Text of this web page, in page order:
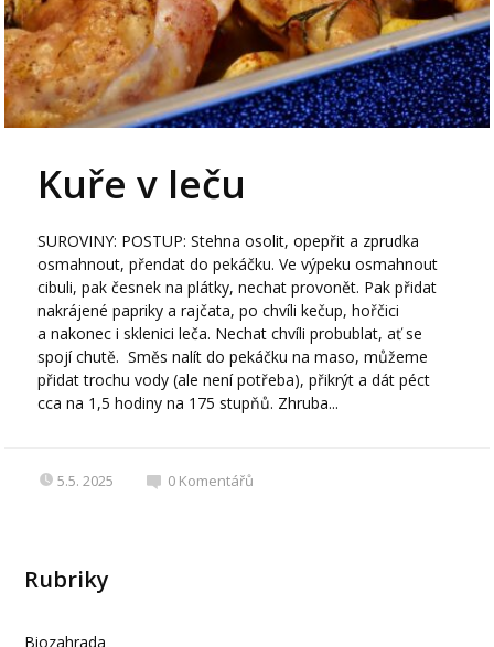
Kuře v leču
SUROVINY: POSTUP: Stehna osolit, opepřit a zprudka
osmahnout, přendat do pekáčku. Ve výpeku osmahnout
cibuli, pak česnek na plátky, nechat provonět. Pak přidat
nakrájené papriky a rajčata, po chvíli kečup, hořčici
a nakonec i sklenici leča. Nechat chvíli probublat, ať se
spojí chutě. Směs nalít do pekáčku na maso, můžeme
přidat trochu vody (ale není potřeba), přikrýt a dát péct
cca na 1,5 hodiny na 175 stupňů. Zhruba...
5.5. 2025 0 Komentářů
Rubriky
Biozahrada